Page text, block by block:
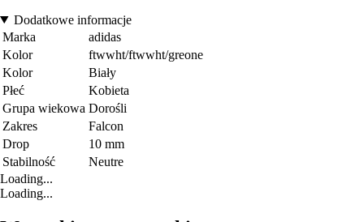
Dodatkowe informacje
Marka
adidas
Kolor
ftwwht/ftwwht/greone
Kolor
Biały
Płeć
Kobieta
Grupa wiekowa Dorośli
Zakres
Falcon
Drop
10 mm
Stabilność
Neutre
Loading...
Loading...